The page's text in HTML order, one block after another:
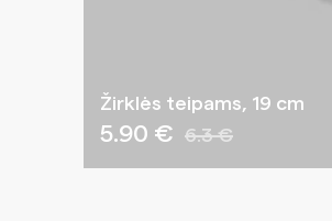
Žirklės teipams, 19 cm
5.90 € 6.3 €